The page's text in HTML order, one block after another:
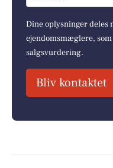
Dine oplysninger deles
ejendomsmæglere,
salgsvurdering.
Bliv kontaktet